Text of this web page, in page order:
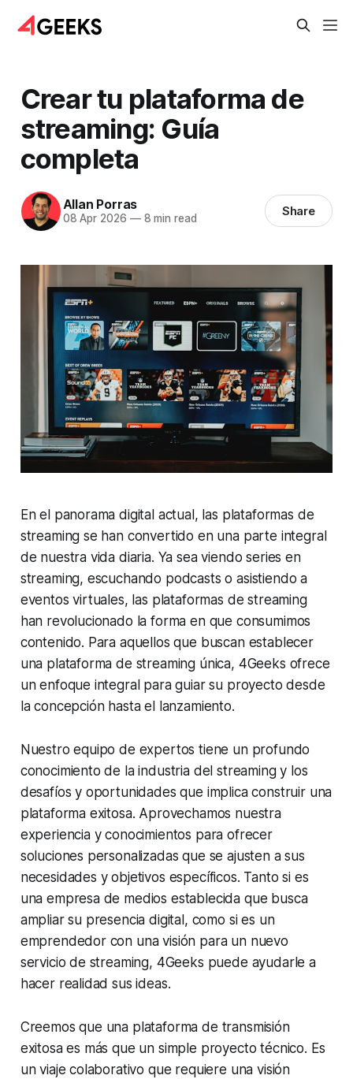
Crear tu plataforma de
streaming: Guía
completa
Allan Porras
08 Apr 2026 —8 min read Share
En el panorama digital actual, las plataformas de
streaming se han convertido en una parte integral
de nuestra vida diaria. Ya sea viendo series en
streaming, escuchando podcasts o asistiendo a
eventos virtuales, las plataformas de streaming
han revolucionado la forma en que consumimos
contenido. Para aquellos que buscan establecer
una plataforma de streaming única, 4Geeks ofrece
un enfoque integral para guiar su proyecto desde
la concepción hasta el lanzamiento.
Nuestro equipo de expertos tiene un profundo
conocimiento de la industria del streaming y los
desafíos y oportunidades que implica construir una
plataforma exitosa. Aprovechamos nuestra
experiencia y conocimientos para ofrecer
soluciones personalizadas que se ajusten a sus
necesidades y objetivos específicos. Tanto si es
una empresa de medios establecida que busca
ampliar su presencia digital, como si es un
emprendedor con una visión para un nuevo
servicio de streaming, 4Geeks puede ayudarle a
hacer realidad sus ideas.
Creemos que una plataforma de transmisión
exitosa es más que un simple proyecto técnico. Es
un viaje colaborativo que requiere una visión